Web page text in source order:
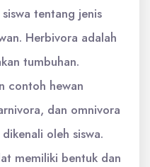
tentang jenis
Herbivora adalah
tumbuhan.
contoh hewan
dan omnivora
oleh siswa.
memiliki bentuk dan